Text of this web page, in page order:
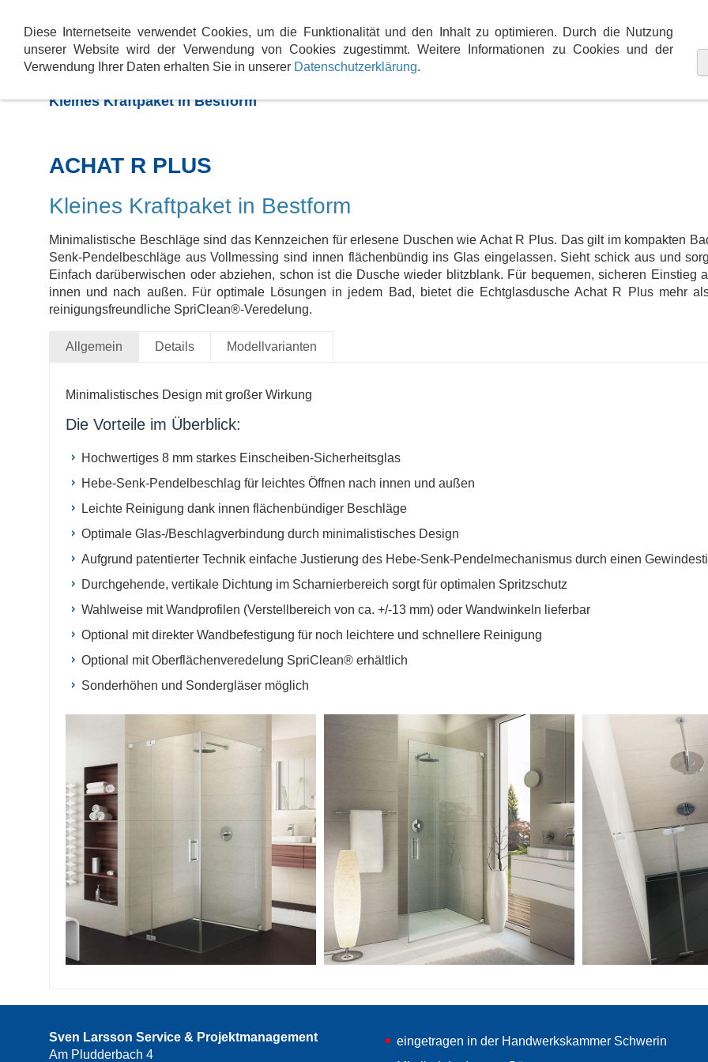
SPRINZ ACHAT R PLUS -
Kleines Kraftpaket in Bestform
ACHAT R PLUS
Kleines Kraftpaket in Bestform
Minimalistische Beschläge sind das Kennzeichen für erlesene Duschen wie Achat R Plus. Das gilt im kompakten
Senk-Pendelbeschläge aus Vollmessing sind innen flächenbündig ins Glas eingelassen. Sieht schick aus und
Einfach darüberwischen oder abziehen, schon ist die Dusche wieder blitzblank. Für bequemen, sicheren
innen und nach außen. Für optimale Lösungen in jedem Bad, bietet die Echtglasdusche Achat R Plus mehr
reinigungsfreundliche SpriClean®-Veredelung.
Allgemein Details Modellvarianten
Minimalistisches Design mit großer Wirkung
Die Vorteile im Überblick:
Hochwertiges 8 mm starkes Einscheiben-Sicherheitsglas
Hebe-Senk-Pendelbeschlag für leichtes Öffnen nach innen und außen
Leichte Reinigung dank innen flächenbündiger Beschläge
Optimale Glas-/Beschlagverbindung durch minimalistisches Design
Aufgrund patentierter Technik einfache Justierung des Hebe-Senk-Pendelmechanismus durch einen
Durchgehende, vertikale Dichtung im Scharnierbereich sorgt für optimalen Spritzschutz
Wahlweise mit Wandprofilen (Verstellbereich von ca. +/-13 mm) oder Wandwinkeln lieferbar
Optional mit direkter Wandbefestigung für noch leichtere und schnellere Reinigung
Optional mit Oberflächenveredelung SpriClean® erhältlich
Sonderhöhen und Sondergläser möglich
Sven Larsson Service & Projektmanagement
Am Pludderbach 4
eingetragen in der Handwerkskammer Schwerin
Diese Internetseite verwendet Cookies, um die Funktionalität und den Inhalt zu optimieren. Durch die Nutzung
unserer Website wird der Verwendung von Cookies zugestimmt. Weitere Informationen zu Cookies und der
Verwendung Ihrer Daten erhalten Sie in unserer Datenschutzerklärung.